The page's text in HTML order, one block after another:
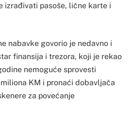
izrađivati pasoše, lične karte i
nabavke govorio je nedavno i
finansija i trezora, koji je rekao
nemoguće sprovesti
KM i pronaći dobavljača
za povećanje